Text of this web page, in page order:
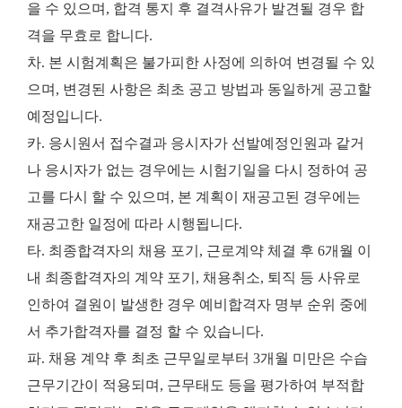
을 수 있으며, 합격 통지 후 결격사유가 발견될 경우 합
격을 무효로 합니다.
차. 본 시험계획은 불가피한 사정에 의하여 변경될 수 있
으며, 변경된 사항은 최초 공고 방법과 동일하게 공고할
예정입니다.
카. 응시원서 접수결과 응시자가 선발예정인원과 같거
나 응시자가 없는 경우에는 시험기일을 다시 정하여 공
고를 다시 할 수 있으며, 본 계획이 재공고된 경우에는
재공고한 일정에 따라 시행됩니다.
타. 최종합격자의 채용 포기, 근로계약 체결 후 6개월 이
내 최종합격자의 계약 포기, 채용취소, 퇴직 등 사유로
인하여 결원이 발생한 경우 예비합격자 명부 순위 중에
서 추가합격자를 결정 할 수 있습니다.
파. 채용 계약 후 최초 근무일로부터 3개월 미만은 수습
근무기간이 적용되며, 근무태도 등을 평가하여 부적합